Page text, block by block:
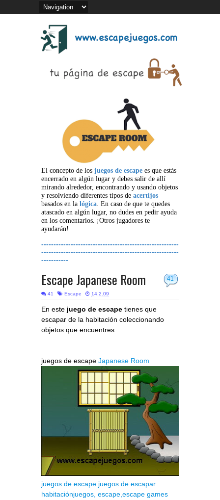
El concepto de los juegos de escape es que estás
encerrado en algún lugar y debes salir de allí
mirando alrededor, encontrando y usando objetos
y resolviendo diferentes tipos de acertijos
basados en la lógica. En caso de que te quedes
atascado en algún lugar, no dudes en pedir ayuda
en los comentarios. ¡Otros jugadores te
ayudarán!
--------------------------------------------------------
--------------------------------------------------------
-----------
41
Escape Japanese Room
41 Escape 14.2.09
En este juego de escape tienes que
escapar de la habitación coleccionando
objetos que encuentres
juegos de escape Japanese Room
juegos de escape juegos de escapar
habitaciónjuegos, escape,escape games